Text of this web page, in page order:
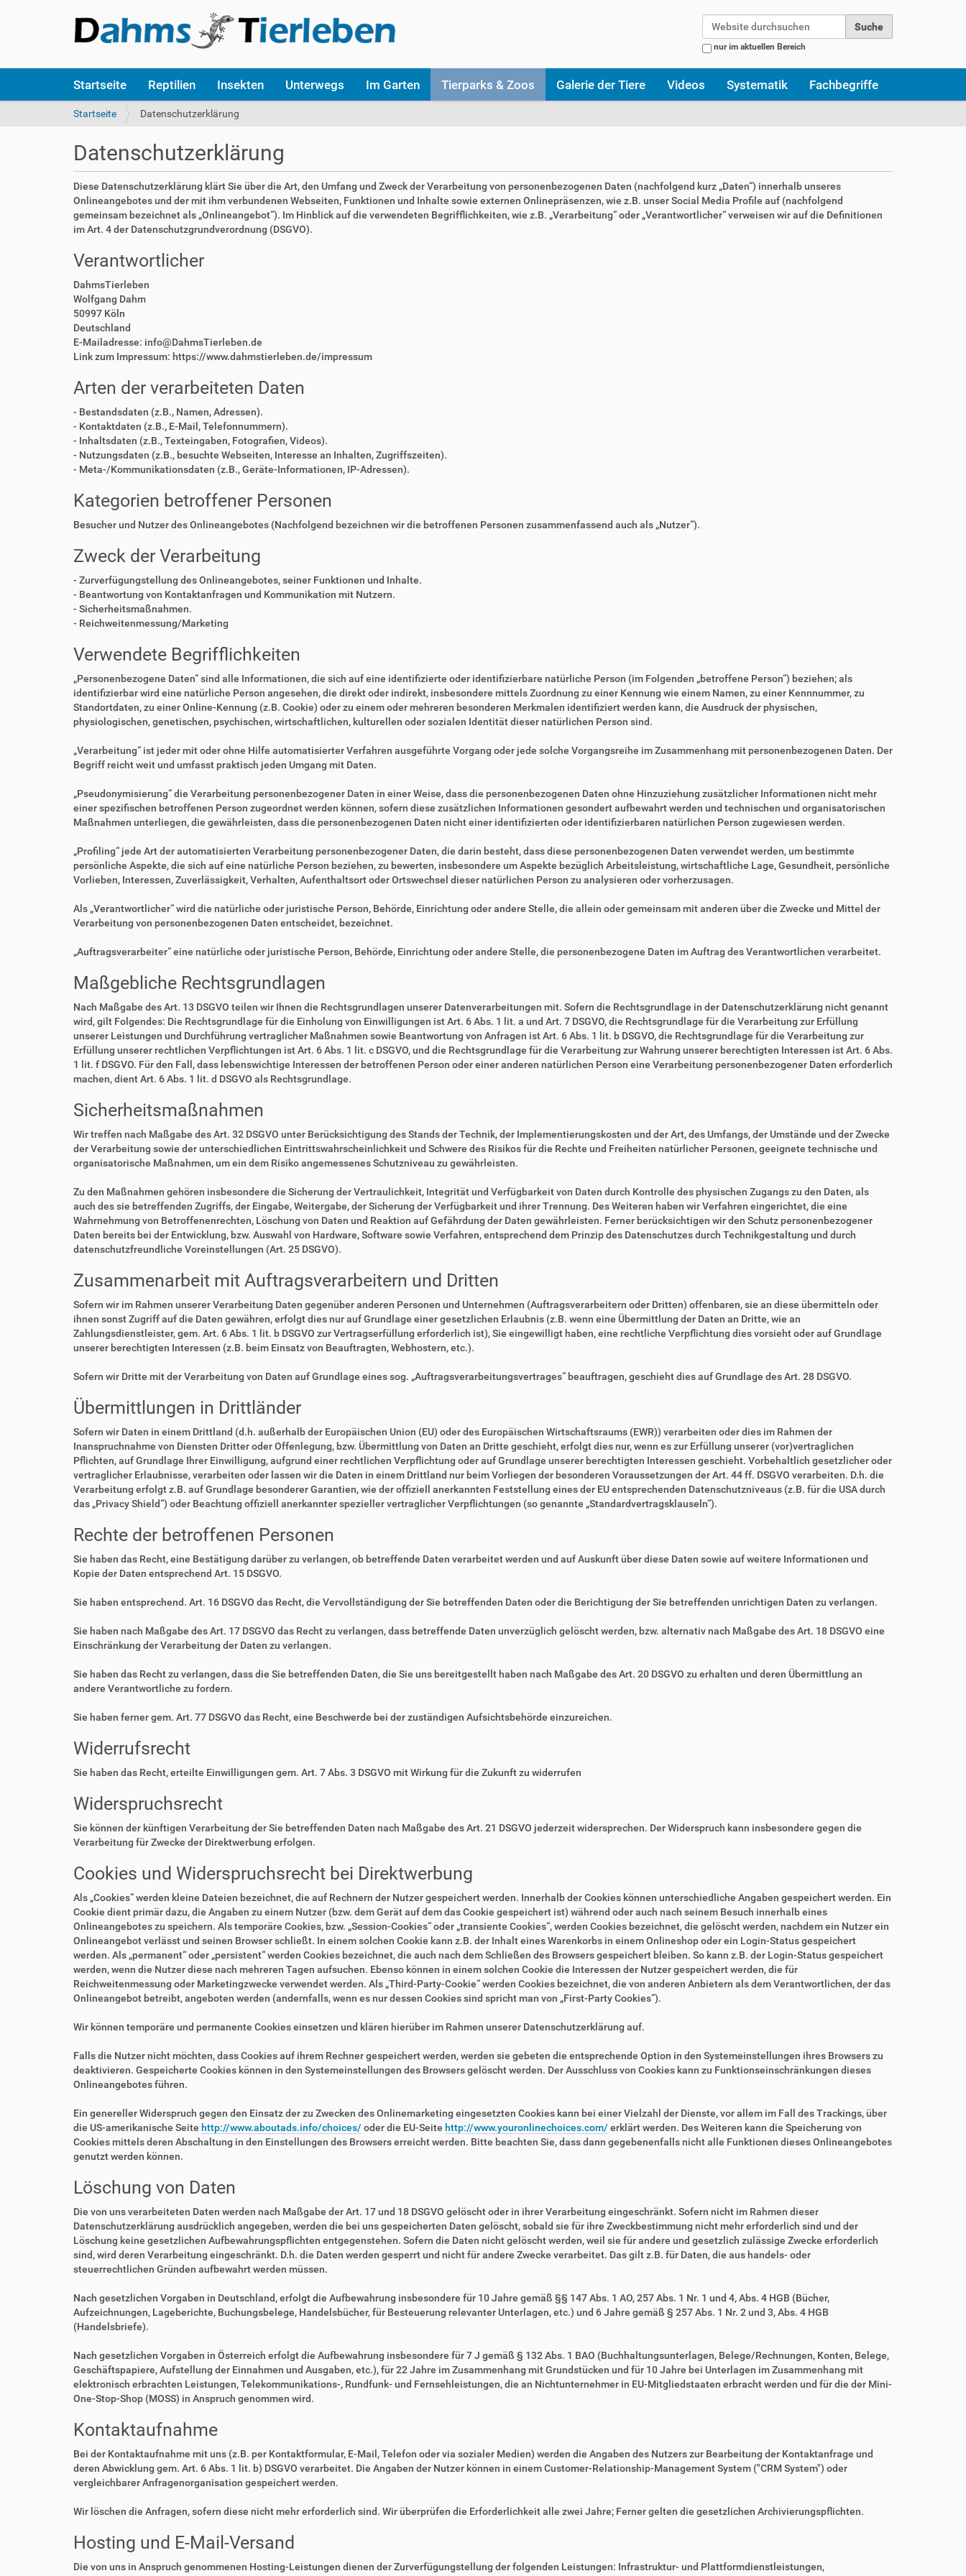
nur im aktuellen Bereich
k
Startseite Reptilien Insekten Unterwegs Im Garten Tierparks & Zoos Galerie der Tiere Videos Systematik Fachbegriffe
S
s
i
n
d
h
i
r
Startseite Datenschutzerklärung
Datenschutzerklärung
Diese Datenschutzerklärung klärt Sie über die Art, den Umfang und Zweck der Verarbeitung von personenbezogenen Daten (nachfolgend kurz „Daten“) innerhalb unseres
Onlineangebotes und der mit ihm verbundenen Webseiten, Funktionen und Inhalte sowie externen Onlinepräsenzen, wie z.B. unser Social Media Profile auf (nachfolgend
gemeinsam bezeichnet als „Onlineangebot“). Im Hinblick auf die verwendeten Begrifflichkeiten, wie z.B. „Verarbeitung“ oder „Verantwortlicher“ verweisen wir auf die Definitionen
im Art. 4 der Datenschutzgrundverordnung (DSGVO).
Verantwortlicher
DahmsTierleben
Wolfgang Dahm
50997 Köln
Deutschland
E-Mailadresse: info@DahmsTierleben.de
Link zum Impressum: https://www.dahmstierleben.de/impressum
Arten der verarbeiteten Daten
- Bestandsdaten (z.B., Namen, Adressen).
- Kontaktdaten (z.B., E-Mail, Telefonnummern).
- Inhaltsdaten (z.B., Texteingaben, Fotografien, Videos).
- Nutzungsdaten (z.B., besuchte Webseiten, Interesse an Inhalten, Zugriffszeiten).
- Meta-/Kommunikationsdaten (z.B., Geräte-Informationen, IP-Adressen).
Kategorien betroffener Personen
Besucher und Nutzer des Onlineangebotes (Nachfolgend bezeichnen wir die betroffenen Personen zusammenfassend auch als „Nutzer“).
Zweck der Verarbeitung
- Zurverfügungstellung des Onlineangebotes, seiner Funktionen und Inhalte.
- Beantwortung von Kontaktanfragen und Kommunikation mit Nutzern.
- Sicherheitsmaßnahmen.
- Reichweitenmessung/Marketing
Verwendete Begrifflichkeiten
„Personenbezogene Daten“ sind alle Informationen, die sich auf eine identifizierte oder identifizierbare natürliche Person (im Folgenden „betroffene Person“) beziehen; als
identifizierbar wird eine natürliche Person angesehen, die direkt oder indirekt, insbesondere mittels Zuordnung zu einer Kennung wie einem Namen, zu einer Kennnummer, zu
Standortdaten, zu einer Online-Kennung (z.B. Cookie) oder zu einem oder mehreren besonderen Merkmalen identifiziert werden kann, die Ausdruck der physischen,
physiologischen, genetischen, psychischen, wirtschaftlichen, kulturellen oder sozialen Identität dieser natürlichen Person sind.
„Verarbeitung“ ist jeder mit oder ohne Hilfe automatisierter Verfahren ausgeführte Vorgang oder jede solche Vorgangsreihe im Zusammenhang mit personenbezogenen Daten. Der
Begriff reicht weit und umfasst praktisch jeden Umgang mit Daten.
„Pseudonymisierung“ die Verarbeitung personenbezogener Daten in einer Weise, dass die personenbezogenen Daten ohne Hinzuziehung zusätzlicher Informationen nicht mehr
einer spezifischen betroffenen Person zugeordnet werden können, sofern diese zusätzlichen Informationen gesondert aufbewahrt werden und technischen und organisatorischen
Maßnahmen unterliegen, die gewährleisten, dass die personenbezogenen Daten nicht einer identifizierten oder identifizierbaren natürlichen Person zugewiesen werden.
„Profiling“ jede Art der automatisierten Verarbeitung personenbezogener Daten, die darin besteht, dass diese personenbezogenen Daten verwendet werden, um bestimmte
persönliche Aspekte, die sich auf eine natürliche Person beziehen, zu bewerten, insbesondere um Aspekte bezüglich Arbeitsleistung, wirtschaftliche Lage, Gesundheit, persönliche
Vorlieben, Interessen, Zuverlässigkeit, Verhalten, Aufenthaltsort oder Ortswechsel dieser natürlichen Person zu analysieren oder vorherzusagen.
Als „Verantwortlicher“ wird die natürliche oder juristische Person, Behörde, Einrichtung oder andere Stelle, die allein oder gemeinsam mit anderen über die Zwecke und Mittel der
Verarbeitung von personenbezogenen Daten entscheidet, bezeichnet.
„Auftragsverarbeiter“ eine natürliche oder juristische Person, Behörde, Einrichtung oder andere Stelle, die personenbezogene Daten im Auftrag des Verantwortlichen verarbeitet.
Maßgebliche Rechtsgrundlagen
Nach Maßgabe des Art. 13 DSGVO teilen wir Ihnen die Rechtsgrundlagen unserer Datenverarbeitungen mit. Sofern die Rechtsgrundlage in der Datenschutzerklärung nicht genannt
wird, gilt Folgendes: Die Rechtsgrundlage für die Einholung von Einwilligungen ist Art. 6 Abs. 1 lit. a und Art. 7 DSGVO, die Rechtsgrundlage für die Verarbeitung zur Erfüllung
unserer Leistungen und Durchführung vertraglicher Maßnahmen sowie Beantwortung von Anfragen ist Art. 6 Abs. 1 lit. b DSGVO, die Rechtsgrundlage für die Verarbeitung zur
Erfüllung unserer rechtlichen Verpflichtungen ist Art. 6 Abs. 1 lit. c DSGVO, und die Rechtsgrundlage für die Verarbeitung zur Wahrung unserer berechtigten Interessen ist Art. 6 Abs.
1 lit. f DSGVO. Für den Fall, dass lebenswichtige Interessen der betroffenen Person oder einer anderen natürlichen Person eine Verarbeitung personenbezogener Daten erforderlich
machen, dient Art. 6 Abs. 1 lit. d DSGVO als Rechtsgrundlage.
Sicherheitsmaßnahmen
Wir treffen nach Maßgabe des Art. 32 DSGVO unter Berücksichtigung des Stands der Technik, der Implementierungskosten und der Art, des Umfangs, der Umstände und der Zwecke
der Verarbeitung sowie der unterschiedlichen Eintrittswahrscheinlichkeit und Schwere des Risikos für die Rechte und Freiheiten natürlicher Personen, geeignete technische und
organisatorische Maßnahmen, um ein dem Risiko angemessenes Schutzniveau zu gewährleisten.
Zu den Maßnahmen gehören insbesondere die Sicherung der Vertraulichkeit, Integrität und Verfügbarkeit von Daten durch Kontrolle des physischen Zugangs zu den Daten, als
auch des sie betreffenden Zugriffs, der Eingabe, Weitergabe, der Sicherung der Verfügbarkeit und ihrer Trennung. Des Weiteren haben wir Verfahren eingerichtet, die eine
Wahrnehmung von Betroffenenrechten, Löschung von Daten und Reaktion auf Gefährdung der Daten gewährleisten. Ferner berücksichtigen wir den Schutz personenbezogener
Daten bereits bei der Entwicklung, bzw. Auswahl von Hardware, Software sowie Verfahren, entsprechend dem Prinzip des Datenschutzes durch Technikgestaltung und durch
datenschutzfreundliche Voreinstellungen (Art. 25 DSGVO).
Zusammenarbeit mit Auftragsverarbeitern und Dritten
Sofern wir im Rahmen unserer Verarbeitung Daten gegenüber anderen Personen und Unternehmen (Auftragsverarbeitern oder Dritten) offenbaren, sie an diese übermitteln oder
ihnen sonst Zugriff auf die Daten gewähren, erfolgt dies nur auf Grundlage einer gesetzlichen Erlaubnis (z.B. wenn eine Übermittlung der Daten an Dritte, wie an
Zahlungsdienstleister, gem. Art. 6 Abs. 1 lit. b DSGVO zur Vertragserfüllung erforderlich ist), Sie eingewilligt haben, eine rechtliche Verpflichtung dies vorsieht oder auf Grundlage
unserer berechtigten Interessen (z.B. beim Einsatz von Beauftragten, Webhostern, etc.).
Sofern wir Dritte mit der Verarbeitung von Daten auf Grundlage eines sog. „Auftragsverarbeitungsvertrages“ beauftragen, geschieht dies auf Grundlage des Art. 28 DSGVO.
Übermittlungen in Drittländer
Sofern wir Daten in einem Drittland (d.h. außerhalb der Europäischen Union (EU) oder des Europäischen Wirtschaftsraums (EWR)) verarbeiten oder dies im Rahmen der
Inanspruchnahme von Diensten Dritter oder Offenlegung, bzw. Übermittlung von Daten an Dritte geschieht, erfolgt dies nur, wenn es zur Erfüllung unserer (vor)vertraglichen
Pflichten, auf Grundlage Ihrer Einwilligung, aufgrund einer rechtlichen Verpflichtung oder auf Grundlage unserer berechtigten Interessen geschieht. Vorbehaltlich gesetzlicher oder
vertraglicher Erlaubnisse, verarbeiten oder lassen wir die Daten in einem Drittland nur beim Vorliegen der besonderen Voraussetzungen der Art. 44 ff. DSGVO verarbeiten. D.h. die
Verarbeitung erfolgt z.B. auf Grundlage besonderer Garantien, wie der offiziell anerkannten Feststellung eines der EU entsprechenden Datenschutzniveaus (z.B. für die USA durch
das „Privacy Shield“) oder Beachtung offiziell anerkannter spezieller vertraglicher Verpflichtungen (so genannte „Standardvertragsklauseln“).
Rechte der betroffenen Personen
Sie haben das Recht, eine Bestätigung darüber zu verlangen, ob betreffende Daten verarbeitet werden und auf Auskunft über diese Daten sowie auf weitere Informationen und
Kopie der Daten entsprechend Art. 15 DSGVO.
Sie haben entsprechend. Art. 16 DSGVO das Recht, die Vervollständigung der Sie betreffenden Daten oder die Berichtigung der Sie betreffenden unrichtigen Daten zu verlangen.
Sie haben nach Maßgabe des Art. 17 DSGVO das Recht zu verlangen, dass betreffende Daten unverzüglich gelöscht werden, bzw. alternativ nach Maßgabe des Art. 18 DSGVO eine
Einschränkung der Verarbeitung der Daten zu verlangen.
Sie haben das Recht zu verlangen, dass die Sie betreffenden Daten, die Sie uns bereitgestellt haben nach Maßgabe des Art. 20 DSGVO zu erhalten und deren Übermittlung an
andere Verantwortliche zu fordern.
Sie haben ferner gem. Art. 77 DSGVO das Recht, eine Beschwerde bei der zuständigen Aufsichtsbehörde einzureichen.
Widerrufsrecht
Sie haben das Recht, erteilte Einwilligungen gem. Art. 7 Abs. 3 DSGVO mit Wirkung für die Zukunft zu widerrufen
Widerspruchsrecht
Sie können der künftigen Verarbeitung der Sie betreffenden Daten nach Maßgabe des Art. 21 DSGVO jederzeit widersprechen. Der Widerspruch kann insbesondere gegen die
Verarbeitung für Zwecke der Direktwerbung erfolgen.
Cookies und Widerspruchsrecht bei Direktwerbung
Als „Cookies“ werden kleine Dateien bezeichnet, die auf Rechnern der Nutzer gespeichert werden. Innerhalb der Cookies können unterschiedliche Angaben gespeichert werden. Ein
Cookie dient primär dazu, die Angaben zu einem Nutzer (bzw. dem Gerät auf dem das Cookie gespeichert ist) während oder auch nach seinem Besuch innerhalb eines
Onlineangebotes zu speichern. Als temporäre Cookies, bzw. „Session-Cookies“ oder „transiente Cookies“, werden Cookies bezeichnet, die gelöscht werden, nachdem ein Nutzer ein
Onlineangebot verlässt und seinen Browser schließt. In einem solchen Cookie kann z.B. der Inhalt eines Warenkorbs in einem Onlineshop oder ein Login-Status gespeichert
werden. Als „permanent“ oder „persistent“ werden Cookies bezeichnet, die auch nach dem Schließen des Browsers gespeichert bleiben. So kann z.B. der Login-Status gespeichert
werden, wenn die Nutzer diese nach mehreren Tagen aufsuchen. Ebenso können in einem solchen Cookie die Interessen der Nutzer gespeichert werden, die für
Reichweitenmessung oder Marketingzwecke verwendet werden. Als „Third-Party-Cookie“ werden Cookies bezeichnet, die von anderen Anbietern als dem Verantwortlichen, der das
Onlineangebot betreibt, angeboten werden (andernfalls, wenn es nur dessen Cookies sind spricht man von „First-Party Cookies“).
Wir können temporäre und permanente Cookies einsetzen und klären hierüber im Rahmen unserer Datenschutzerklärung auf.
Falls die Nutzer nicht möchten, dass Cookies auf ihrem Rechner gespeichert werden, werden sie gebeten die entsprechende Option in den Systemeinstellungen ihres Browsers zu
deaktivieren. Gespeicherte Cookies können in den Systemeinstellungen des Browsers gelöscht werden. Der Ausschluss von Cookies kann zu Funktionseinschränkungen dieses
Onlineangebotes führen.
Ein genereller Widerspruch gegen den Einsatz der zu Zwecken des Onlinemarketing eingesetzten Cookies kann bei einer Vielzahl der Dienste, vor allem im Fall des Trackings, über
die US-amerikanische Seite http://www.aboutads.info/choices/ oder die EU-Seite http://www.youronlinechoices.com/ erklärt werden. Des Weiteren kann die Speicherung von
Cookies mittels deren Abschaltung in den Einstellungen des Browsers erreicht werden. Bitte beachten Sie, dass dann gegebenenfalls nicht alle Funktionen dieses Onlineangebotes
genutzt werden können.
Löschung von Daten
Die von uns verarbeiteten Daten werden nach Maßgabe der Art. 17 und 18 DSGVO gelöscht oder in ihrer Verarbeitung eingeschränkt. Sofern nicht im Rahmen dieser
Datenschutzerklärung ausdrücklich angegeben, werden die bei uns gespeicherten Daten gelöscht, sobald sie für ihre Zweckbestimmung nicht mehr erforderlich sind und der
Löschung keine gesetzlichen Aufbewahrungspflichten entgegenstehen. Sofern die Daten nicht gelöscht werden, weil sie für andere und gesetzlich zulässige Zwecke erforderlich
sind, wird deren Verarbeitung eingeschränkt. D.h. die Daten werden gesperrt und nicht für andere Zwecke verarbeitet. Das gilt z.B. für Daten, die aus handels- oder
steuerrechtlichen Gründen aufbewahrt werden müssen.
Nach gesetzlichen Vorgaben in Deutschland, erfolgt die Aufbewahrung insbesondere für 10 Jahre gemäß §§ 147 Abs. 1 AO, 257 Abs. 1 Nr. 1 und 4, Abs. 4 HGB (Bücher,
Aufzeichnungen, Lageberichte, Buchungsbelege, Handelsbücher, für Besteuerung relevanter Unterlagen, etc.) und 6 Jahre gemäß § 257 Abs. 1 Nr. 2 und 3, Abs. 4 HGB
(Handelsbriefe).
Nach gesetzlichen Vorgaben in Österreich erfolgt die Aufbewahrung insbesondere für 7 J gemäß § 132 Abs. 1 BAO (Buchhaltungsunterlagen, Belege/Rechnungen, Konten, Belege,
Geschäftspapiere, Aufstellung der Einnahmen und Ausgaben, etc.), für 22 Jahre im Zusammenhang mit Grundstücken und für 10 Jahre bei Unterlagen im Zusammenhang mit
elektronisch erbrachten Leistungen, Telekommunikations-, Rundfunk- und Fernsehleistungen, die an Nichtunternehmer in EU-Mitgliedstaaten erbracht werden und für die der Mini-
One-Stop-Shop (MOSS) in Anspruch genommen wird.
Kontaktaufnahme
Bei der Kontaktaufnahme mit uns (z.B. per Kontaktformular, E-Mail, Telefon oder via sozialer Medien) werden die Angaben des Nutzers zur Bearbeitung der Kontaktanfrage und
deren Abwicklung gem. Art. 6 Abs. 1 lit. b) DSGVO verarbeitet. Die Angaben der Nutzer können in einem Customer-Relationship-Management System ("CRM System") oder
vergleichbarer Anfragenorganisation gespeichert werden.
Wir löschen die Anfragen, sofern diese nicht mehr erforderlich sind. Wir überprüfen die Erforderlichkeit alle zwei Jahre; Ferner gelten die gesetzlichen Archivierungspflichten.
Hosting und E-Mail-Versand
Die von uns in Anspruch genommenen Hosting-Leistungen dienen der Zurverfügungstellung der folgenden Leistungen: Infrastruktur- und Plattformdienstleistungen,